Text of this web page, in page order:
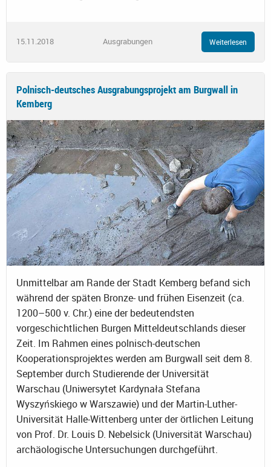
15.11.2018 Ausgrabungen Weiterlesen
Polnisch-deutsches Ausgrabungsprojekt am Burgwall in
Kemberg
Unmittelbar am Rande der Stadt Kemberg befand sich
während der späten Bronze- und frühen Eisenzeit (ca.
1200–500 v. Chr.) eine der bedeutendsten
vorgeschichtlichen Burgen Mitteldeutschlands dieser
Zeit. Im Rahmen eines polnisch-deutschen
Kooperationsprojektes werden am Burgwall seit dem 8.
September durch Studierende der Universität
Warschau (Uniwersytet Kardynała Stefana
Wyszyńskiego w Warszawie) und der Martin-Luther-
Universität Halle-Wittenberg unter der örtlichen Leitung
von Prof. Dr. Louis D. Nebelsick (Universität Warschau)
archäologische Untersuchungen durchgeführt.